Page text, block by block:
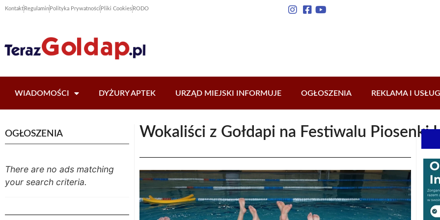
Kontakt Regulamin Polityka Prywatności Pliki Cookies RODO
WIADOMOŚCI DYŻURY APTEK URZĄD MIEJSKI INFORMUJE OGŁOSZENIA REKLAMA I USŁUGI
OGŁOSZENIA
There are no ads matching
your search criteria.
Wokaliści z Gołdapi na Festiwalu Piosenki